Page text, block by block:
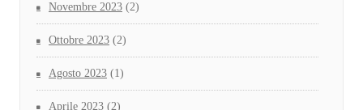
Novembre 2023 (2)
Ottobre 2023 (2)
Agosto 2023 (1)
Aprile 2023 (2)